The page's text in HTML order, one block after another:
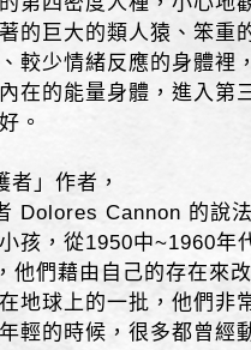
的巨大的類人猿、笨重
較少情緒反應的身體裡
在的能量身體，進入第
。
者」作者，
Dolores Cannon 的說
孩，從1950中~1960年
他們藉由自己的存在來
地球上的一批，他們非
輕的時候，很多都曾經